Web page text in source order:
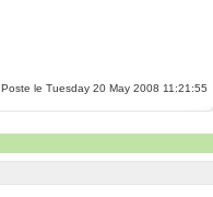
Poste le Tuesday 20 May 2008 11:21:55